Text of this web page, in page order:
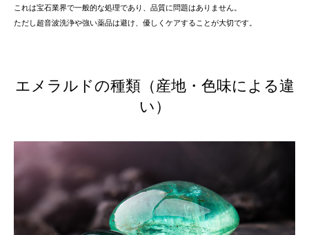
これは宝石業界で一般的な処理であり、品質に問題はありません。
ただし超音波洗浄や強い薬品は避け、優しくケアすることが大切です。
エメラルドの種類（産地・色味による違
い）